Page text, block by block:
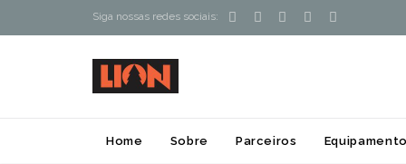
Siga nossas redes sociais:     
Home Sobre Parceiros